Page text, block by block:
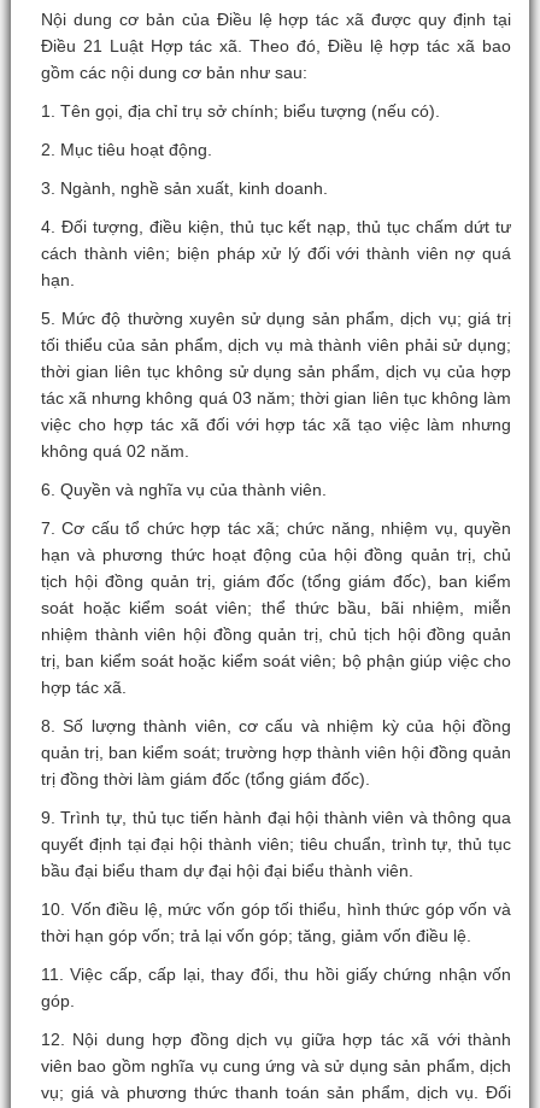
Nội dung cơ bản của Điều lệ hợp tác xã được quy định tại
Điều 21 Luật Hợp tác xã. Theo đó, Điều lệ hợp tác xã bao
gồm các nội dung cơ bản như sau:
1. Tên gọi, địa chỉ trụ sở chính; biểu tượng (nếu có).
2. Mục tiêu hoạt động.
3. Ngành, nghề sản xuất, kinh doanh.
4. Đối tượng, điều kiện, thủ tục kết nạp, thủ tục chấm dứt tư
cách thành viên; biện pháp xử lý đối với thành viên nợ quá
hạn.
5. Mức độ thường xuyên sử dụng sản phẩm, dịch vụ; giá trị
tối thiểu của sản phẩm, dịch vụ mà thành viên phải sử dụng;
thời gian liên tục không sử dụng sản phẩm, dịch vụ của hợp
tác xã nhưng không quá 03 năm; thời gian liên tục không làm
việc cho hợp tác xã đối với hợp tác xã tạo việc làm nhưng
không quá 02 năm.
6. Quyền và nghĩa vụ của thành viên.
7. Cơ cấu tổ chức hợp tác xã; chức năng, nhiệm vụ, quyền
hạn và phương thức hoạt động của hội đồng quản trị, chủ
tịch hội đồng quản trị, giám đốc (tổng giám đốc), ban kiểm
soát hoặc kiểm soát viên; thể thức bầu, bãi nhiệm, miễn
nhiệm thành viên hội đồng quản trị, chủ tịch hội đồng quản
trị, ban kiểm soát hoặc kiểm soát viên; bộ phận giúp việc cho
hợp tác xã.
8. Số lượng thành viên, cơ cấu và nhiệm kỳ của hội đồng
quản trị, ban kiểm soát; trường hợp thành viên hội đồng quản
trị đồng thời làm giám đốc (tổng giám đốc).
9. Trình tự, thủ tục tiến hành đại hội thành viên và thông qua
quyết định tại đại hội thành viên; tiêu chuẩn, trình tự, thủ tục
bầu đại biểu tham dự đại hội đại biểu thành viên.
10. Vốn điều lệ, mức vốn góp tối thiểu, hình thức góp vốn và
thời hạn góp vốn; trả lại vốn góp; tăng, giảm vốn điều lệ.
11. Việc cấp, cấp lại, thay đổi, thu hồi giấy chứng nhận vốn
góp.
12. Nội dung hợp đồng dịch vụ giữa hợp tác xã với thành
viên bao gồm nghĩa vụ cung ứng và sử dụng sản phẩm, dịch
vụ; giá và phương thức thanh toán sản phẩm, dịch vụ. Đối